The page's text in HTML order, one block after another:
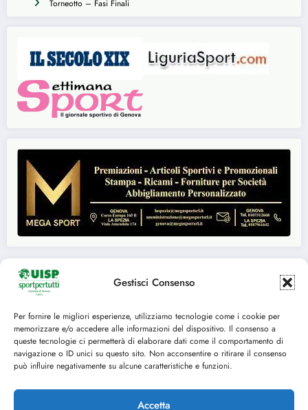
Gestisci Consenso
Per fornire le migliori esperienze, utilizziamo tecnologie come i cookie per
memorizzare e/o accedere alle informazioni del dispositivo. Il consenso a
queste tecnologie ci permetterà di elaborare dati come il comportamento di
navigazione o ID unici su questo sito. Non acconsentire o ritirare il consenso
può influire negativamente su alcune caratteristiche e funzioni.
Accetta
Torneotto – Fasi Finali
Seguici su:
FACEBOOK
TWITTER
INSTAGRAM
YOUTUBE